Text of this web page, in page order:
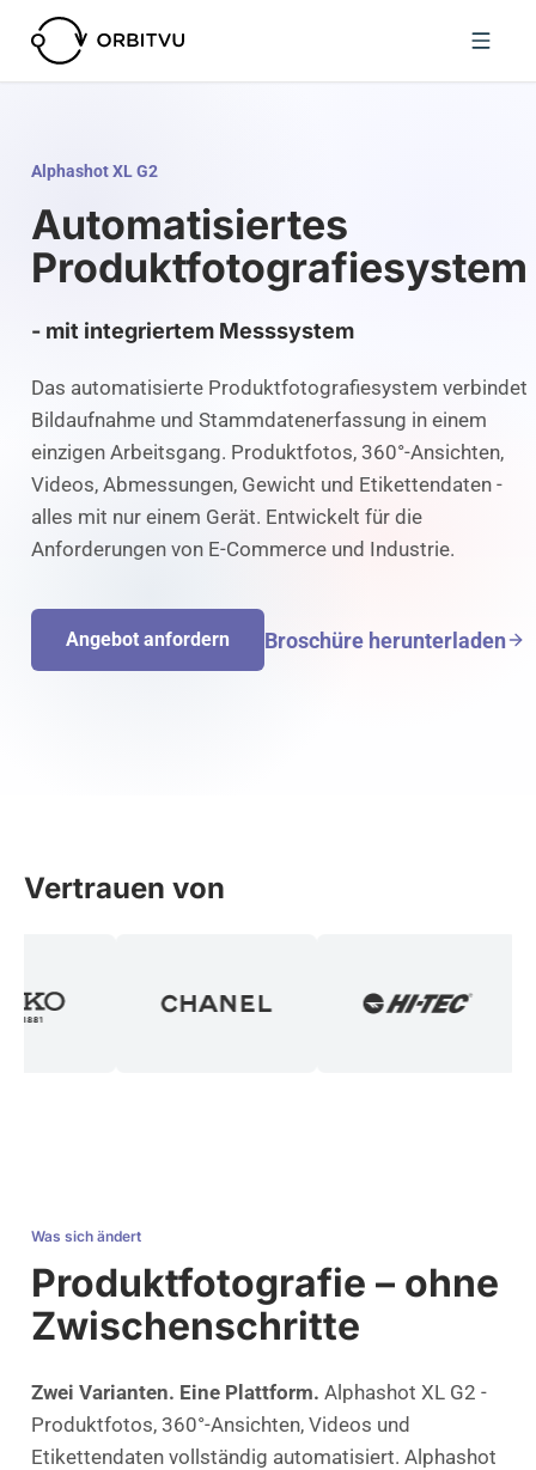
Alphashot XL G2
Automatisiertes
Produktfotografiesystem
- mit integriertem Messsystem
Das automatisierte Produktfotografiesystem verbindet
Bildaufnahme und Stammdatenerfassung in einem
einzigen Arbeitsgang. Produktfotos, 360°-Ansichten,
Videos, Abmessungen, Gewicht und Etikettendaten -
alles mit nur einem Gerät. Entwickelt für die
Anforderungen von E-Commerce und Industrie.
Angebot anfordern Broschüre herunterladen
Vertrauen von
Was sich ändert
Produktfotografie – ohne
Zwischenschritte
Zwei Varianten. Eine Plattform. Alphashot XL G2 -
Produktfotos, 360°-Ansichten, Videos und
Etikettendaten vollständig automatisiert. Alphashot